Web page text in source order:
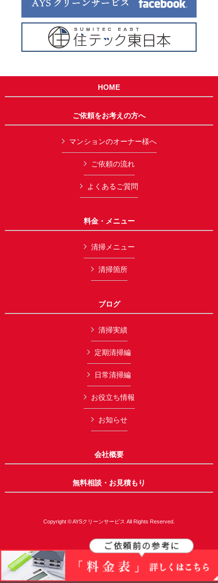
HOME
ご依頼をお考えの方へ
マンションのオーナー様へ
ご依頼の流れ
よくあるご質問
料金・メニュー
清掃メニュー
清掃箇所
ブログ
清掃実績
定期清掃編
日常清掃編
お役立ち情報
お知らせ
会社概要
無料相談・お見積もり
Copyright © AYSクリーンサービス All Rights Reserved.